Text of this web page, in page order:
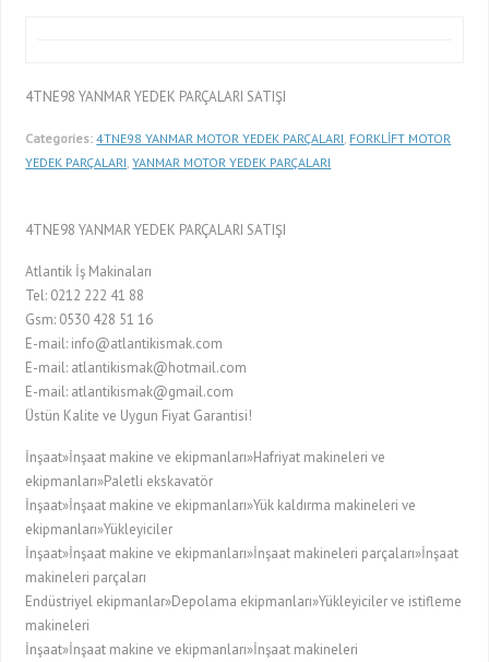
4TNE98 YANMAR YEDEK PARÇALARI SATIŞI
Categories: 4TNE98 YANMAR MOTOR YEDEK PARÇALARI FORKLİFT MOTOR
YEDEK PARÇALARI ,YANMAR MOTOR YEDEK PARÇALARI
4TNE98 YANMAR YEDEK PARÇALARI SATIŞI
Atlantik İş Makinaları
Tel: 0212 222 41 88
Gsm: 0530 428 51 16
E-mail: info@atlantikismak.com
E-mail: atlantikismak@hotmail.com
E-mail: atlantikismak@gmail.com
Üstün Kalite ve Uygun Fiyat Garantisi!
İnşaat»İnşaat makine ve ekipmanları»Hafriyat makineleri ve
ekipmanları»Paletli ekskavatör
İnşaat»İnşaat makine ve ekipmanları»Yük kaldırma makineleri ve
ekipmanları»Yükleyiciler
İnşaat»İnşaat makine ve ekipmanları»İnşaat makineleri parçaları»İnşaat
makineleri parçaları
Endüstriyel ekipmanlar»Depolama ekipmanları»Yükleyiciler ve istifleme
makineleri
İnşaat»İnşaat makine ve ekipmanları»İnşaat makineleri